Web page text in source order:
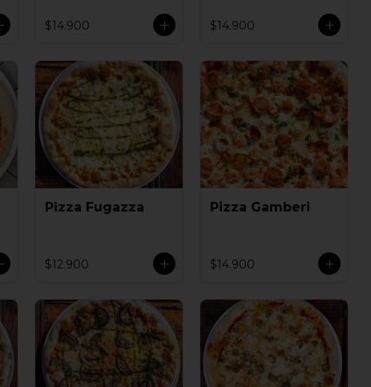
$14.900 $14.900
Pizza Fugazza
$12.900
Pizza Gamberi
$14.900